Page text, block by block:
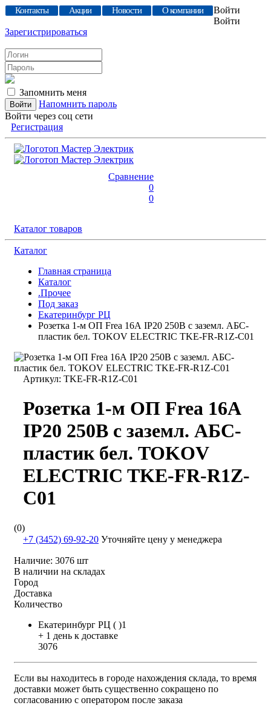
Контакты Акции Новости О компании
Войти
Войти
Зарегистрироваться
Запомнить меня
Напомнить пароль
Войти через соц сети
Регистрация
Сравнение
0
0
Каталог товаров
Каталог
Главная страница
Каталог
.Прочее
Под заказ
Екатеринбург РЦ
Розетка 1-м ОП Frea 16А IP20 250В с заземл. АБС-
пластик бел. TOKOV ELECTRIC TKE-FR-R1Z-C01
Артикул: TKE-FR-R1Z-C01
Розетка 1-м ОП Frea 16А
IP20 250В с заземл. АБС-
пластик бел. TOKOV
ELECTRIC TKE-FR-R1Z-
C01
(0)
+7 (3452) 69-92-20 Уточняйте цену у менеджера
Наличие: 3076 шт
В наличии на складах
Город
Доставка
Количество
Екатеринбург РЦ ( )1
+ 1 день к доставке
3076
Если вы находитесь в городе нахождения склада, то время
доставки может быть существенно сокращено по
согласованию с оператором после заказа